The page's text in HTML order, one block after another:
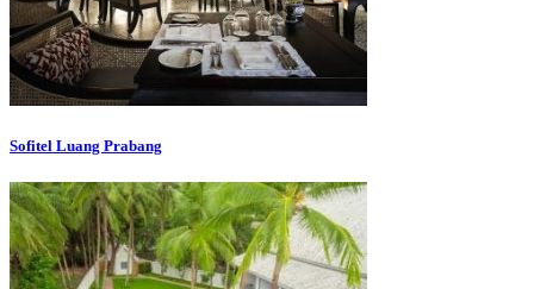
Sofitel Luang Prabang